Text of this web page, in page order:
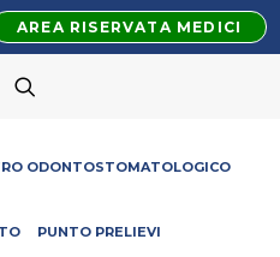
AREA RISERVATA MEDICI
ODONTOSTOMATOLOGICO
PUNTO PRELIEVI